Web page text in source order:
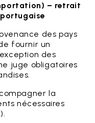
– retrait
des pays
fournir un
des
juge obligatoires
la
nécessaires